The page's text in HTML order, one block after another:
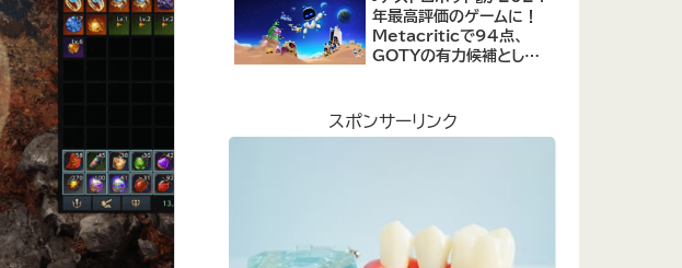
クション
年最高評価のゲームに！
Metacriticで94点、
GOTYの有力候補として
スポンサーリンク